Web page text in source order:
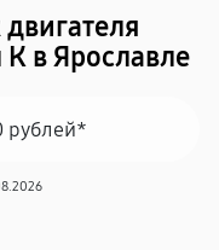
в Ярославле
рублей*